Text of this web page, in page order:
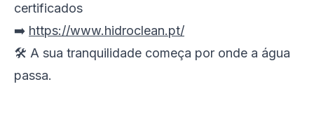
certificados
➡️ https://www.hidroclean.pt/
🛠️ A sua tranquilidade começa por onde a água
passa.